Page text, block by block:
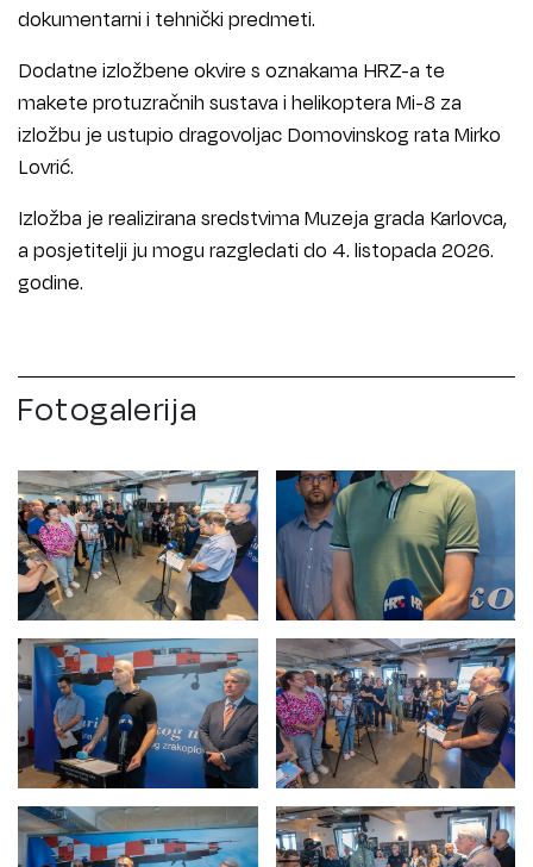
dokumentarni i tehnički predmeti.
Dodatne izložbene okvire s oznakama HRZ-a te
makete protuzračnih sustava i helikoptera Mi-8 za
izložbu je ustupio dragovoljac Domovinskog rata Mirko
Lovrić.
Izložba je realizirana sredstvima Muzeja grada Karlovca,
a posjetitelji ju mogu razgledati do 4. listopada 2026.
godine.
Fotogalerija